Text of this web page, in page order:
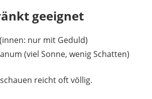
geeignet
(innen: nur mit Geduld)
(viel Sonne, wenig Schatten)
reicht oft völlig.